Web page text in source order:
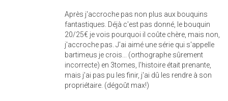
Après j'accroche pas non plus aux bouquins
fantastiques. Déjà c'est pas donné, le bouquin
20/25€ je vois pourquoi il coûte chère, mais non,
j'accroche pas. J'ai aimé une série qui s'appelle
bartimeus je crois... (orthographe sûrement
incorrecte) en 3tomes, l'histoire était prenante,
mais j'ai pas pu les finir, j'ai dû les rendre à son
propriétaire. (dégoût max!)